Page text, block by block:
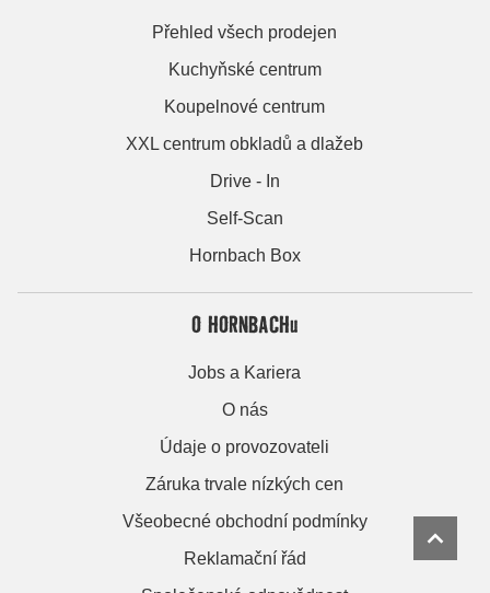
Přehled všech prodejen
Kuchyňské centrum
Koupelnové centrum
XXL centrum obkladů a dlažeb
Drive - In
Self-Scan
Hornbach Box
O HORNBACHu
Jobs a Kariera
O nás
Údaje o provozovateli
Záruka trvale nízkých cen
Všeobecné obchodní podmínky
Reklamační řád